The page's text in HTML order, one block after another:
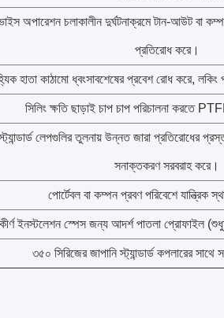
অপারেশন চলাকালীন দুর্ঘটনাক্রমে টান-আউট বা
প্রতিরোধ করে।
হাতা কাঠামো ধ্বংসাবশেষের প্রবেশ রোধ করে,
সিলিং ক্ষতি ছাড়াই চাপ চাপ পরিচালনা করতে
লেপগুলির তুলনায় উন্নত জারা প্রতিরোধের
সনাক্তকরণ সরবরাহ করে।
পোর্টেবল বা কম্পন প্রবণ পরিবেশে যান্ত্রিক
ইনস্টলেশন স্পেস জন্য আদর্শ পাতলা প্রোফাইল
৩৫০ সিরিজের জাপানি স্ট্যান্ডার্ড কপলারের সাথে